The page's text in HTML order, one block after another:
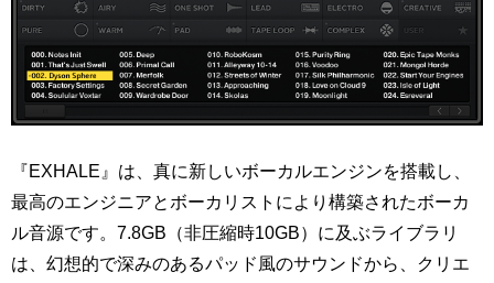
『EXHALE』は、真に新しいボーカルエンジンを搭載し、
最高のエンジニアとボーカリストにより構築されたボーカ
ル音源です。7.8GB（非圧縮時10GB）に及ぶライブラリ
は、幻想的で深みのあるパッド風のサウンドから、クリエ